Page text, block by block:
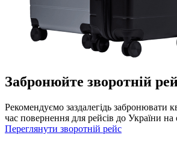
Забронюйте зворотній
Рекомендуємо заздалегідь забронювати
час повернення для рейсів до України на
Переглянути зворотній рейс